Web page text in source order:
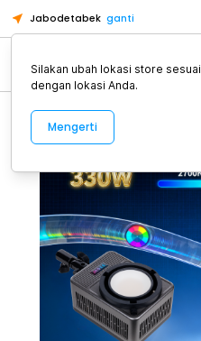
Jabodetabek ganti
Alat Kopi
Silakan ubah lokasi store sesuai
dengan lokasi Anda.
Mengerti